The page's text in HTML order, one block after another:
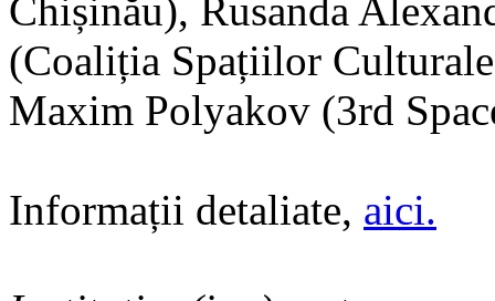
Chișinău), Rusanda
(Coaliția Spațiilor
Maxim Polyakov (3rd
Informații detaliate, aici.